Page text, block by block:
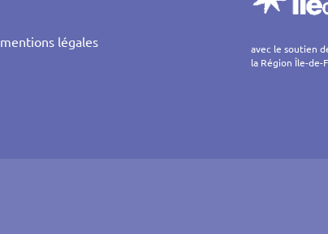
mentions légales
avec le soutien
la Région Île-de-